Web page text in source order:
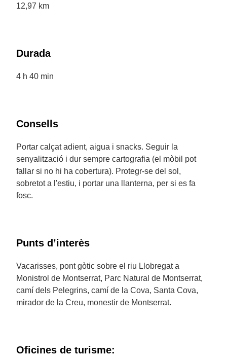
12,97 km
Durada
4 h 40 min
Consells
Portar calçat adient, aigua i snacks. Seguir la
senyalització i dur sempre cartografia (el mòbil pot
fallar si no hi ha cobertura). Protegr-se del sol,
sobretot a l'estiu, i portar una llanterna, per si es fa
fosc.
Punts d’interès
Vacarisses, pont gòtic sobre el riu Llobregat a
Monistrol de Montserrat, Parc Natural de Montserrat,
camí dels Pelegrins, camí de la Cova, Santa Cova,
mirador de la Creu, monestir de Montserrat.
Oficines de turisme: